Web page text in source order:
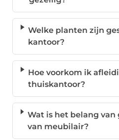
Welke planten zijn
kantoor?
Hoe voorkom ik
thuiskantoor?
Wat is het belang van
van meubilair?